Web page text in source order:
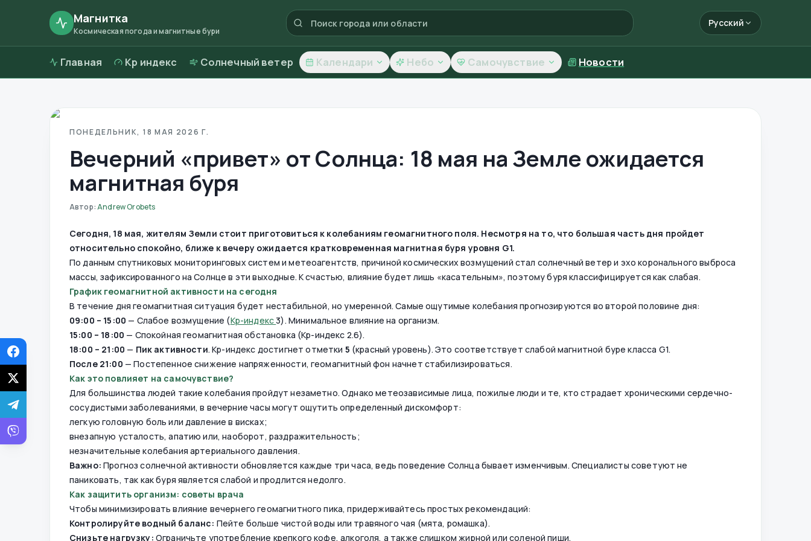
Магнитка
Космическая погода и магнитные бури
Русский
Главная Kp индекс Солнечный ветер Календари Небо Самочувствие Новости
ПОНЕДЕЛЬНИК, 18 МАЯ 2026 Г.
Вечерний «привет» от Солнца: 18 мая на Земле ожидается
магнитная буря
Автор:Andrew Orobets
Сегодня, 18 мая, жителям Земли стоит приготовиться к колебаниям геомагнитного поля. Несмотря на то, что большая часть дня пройдет
относительно спокойно, ближе к вечеру ожидается кратковременная магнитная буря уровня G1.
По данным спутниковых мониторинговых систем и метеоагентств, причиной космических возмущений стал солнечный ветер и эхо коронального выброса
массы, зафиксированного на Солнце в эти выходные. К счастью, влияние будет лишь «касательным», поэтому буря классифицируется как слабая.
График геомагнитной активности на сегодня
В течение дня геомагнитная ситуация будет нестабильной, но умеренной. Самые ощутимые колебания прогнозируются во второй половине дня:
09:00 – 15:00 — Слабое возмущение (Kp-индекс3). Минимальное влияние на организм.
15:00 – 18:00 — Спокойная геомагнитная обстановка (Kp-индекс 2.6).
18:00 – 21:00 — Пик активности. Kp-индекс достигнет отметки 5 (красный уровень). Это соответствует слабой магнитной буре класса G1.
После 21:00 — Постепенное снижение напряженности, геомагнитный фон начнет стабилизироваться.
Как это повлияет на самочувствие?
Для большинства людей такие колебания пройдут незаметно. Однако метеозависимые лица, пожилые люди и те, кто страдает хроническими сердечно-
сосудистыми заболеваниями, в вечерние часы могут ощутить определенный дискомфорт:
легкую головную боль или давление в висках;
внезапную усталость, апатию или, наоборот, раздражительность;
незначительные колебания артериального давления.
Важно: Прогноз солнечной активности обновляется каждые три часа, ведь поведение Солнца бывает изменчивым. Специалисты советуют не
паниковать, так как буря является слабой и продлится недолго.
Как защитить организм: советы врача
Чтобы минимизировать влияние вечернего геомагнитного пика, придерживайтесь простых рекомендаций:
Контролируйте водный баланс: Пейте больше чистой воды или травяного чая (мята, ромашка).
Снизьте нагрузку: Ограничьте употребление крепкого кофе, алкоголя, а также слишком жирной или соленой пищи.